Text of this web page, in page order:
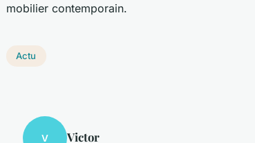
mobilier contemporain.
Actu
V Victor